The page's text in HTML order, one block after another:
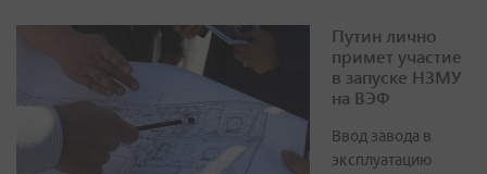
Путин лично
примет участие
в запуске НЗМУ
на ВЭФ
Ввод завода в
эксплуатацию